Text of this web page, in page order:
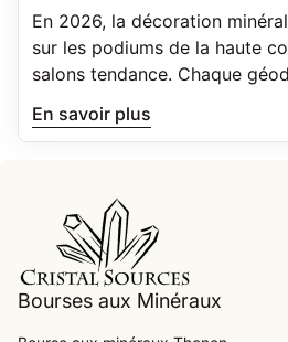
En 2026, la décoration
sur les podiums de la haute
salons tendance. Chaque
géologiques précis.
En savoir plus
Bourses aux Minéraux